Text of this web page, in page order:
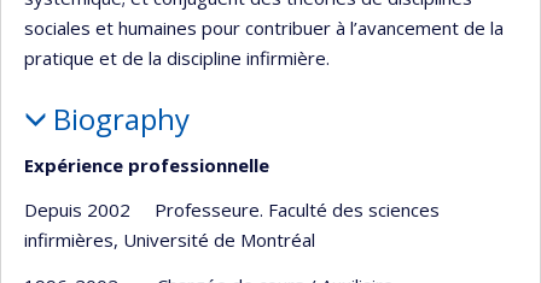
sociales et humaines pour contribuer à l’avancement de la
pratique et de la discipline infirmière.
Biography
Expérience professionnelle
Depuis 2002 Professeure. Faculté des sciences
infirmières, Université de Montréal